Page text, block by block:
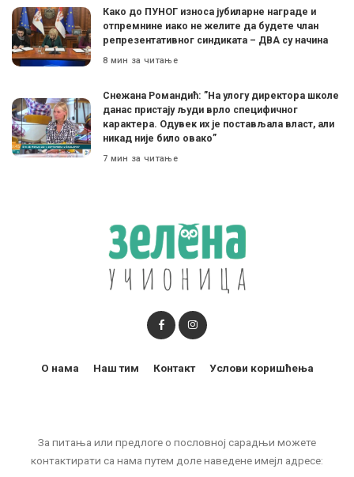
Како до ПУНОГ износа јубиларне награде и
отпремнине иако не желите да будете члан
репрезентативног синдиката – ДВА су начина
8 мин за читање
Снежана Романдић: ”На улогу директора школе
данас пристају људи врло специфичног
карактера. Одувек их је постављала власт, али
никад није било овако”
7 мин за читање
За питања или предлоге о пословној сарадњи можете
контактирати са нама путем доле наведене имејл адресе:
О нама Наш тим Контакт Услови коришћења